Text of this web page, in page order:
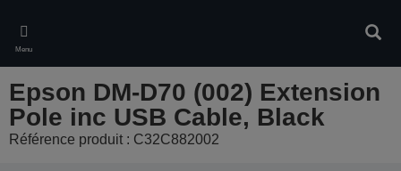
main
content
Menu
Epson DM-D70 (002) Extension
Pole inc USB Cable, Black
Référence produit : C32C882002